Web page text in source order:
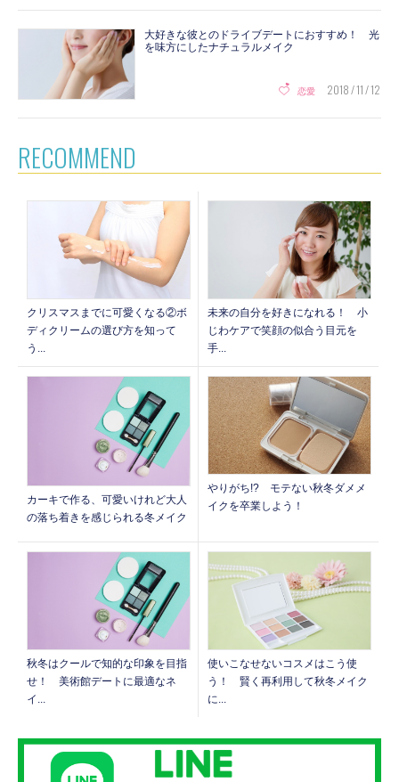
大好きな彼とのドライブデートにおすすめ！ 光
を味方にしたナチュラルメイク
恋愛 2018 / 11 / 12
RECOMMEND
クリスマスまでに可愛くなる②ボ
ディクリームの選び方を知って
う...
未来の自分を好きになれる！ 小
じわケアで笑顔の似合う目元を
手...
カーキで作る、可愛いけれど大人
の落ち着きを感じられる冬メイク
やりがち!? モテない秋冬ダメメ
イクを卒業しよう！
秋冬はクールで知的な印象を目指
せ！ 美術館デートに最適なネ
イ...
使いこなせないコスメはこう使
う！ 賢く再利用して秋冬メイク
に...